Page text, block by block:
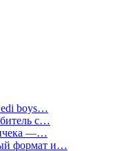
boys…
с…
—…
формат и…